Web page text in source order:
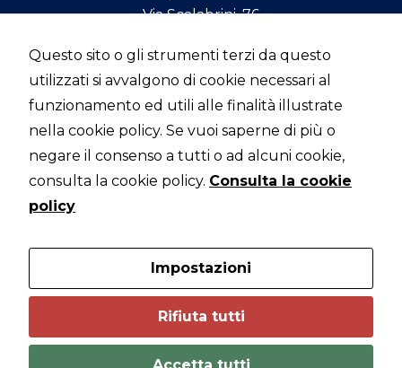
Via Scalabrini, 76
MECHENG
POLIMI
Questo sito o gli strumenti terzi da questo
utilizzati si avvalgono di cookie necessari al
funzionamento ed utili alle finalità illustrate
nella cookie policy. Se vuoi saperne di più o
negare il consenso a tutti o ad alcuni cookie,
consulta la cookie policy. Consulta la cookie
policy
Impostazioni
Rifiuta tutti